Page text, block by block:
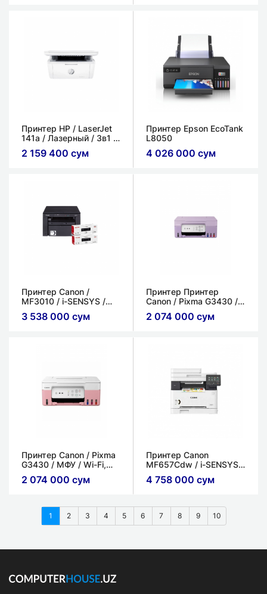
Принтер HP / LaserJet
141a / Лазерный / 3в1 /
A4
2 159 400 сум
Принтер Epson EcoTank
L8050
4 026 000 сум
Принтер Canon /
MF3010 / i-SENSYS /
Лазерный / (3в1) /
Картридж 725 (x2)
3 538 000 сум
Принтер Принтер
Canon / Pixma G3430 /
МФУ / Wi-Fi,
автодатчикподачи
2 074 000 сум
Принтер Canon / Pixma
G3430 / МФУ / Wi-Fi,
автодатчикподачи
(ADF) /Бело-розовый
2 074 000 сум
Принтер Canon
MF657Cdw / i-SENSYS /
Лазерный / (3в1)
4 758 000 сум
1 2 3 4 5 6 7 8 9 10